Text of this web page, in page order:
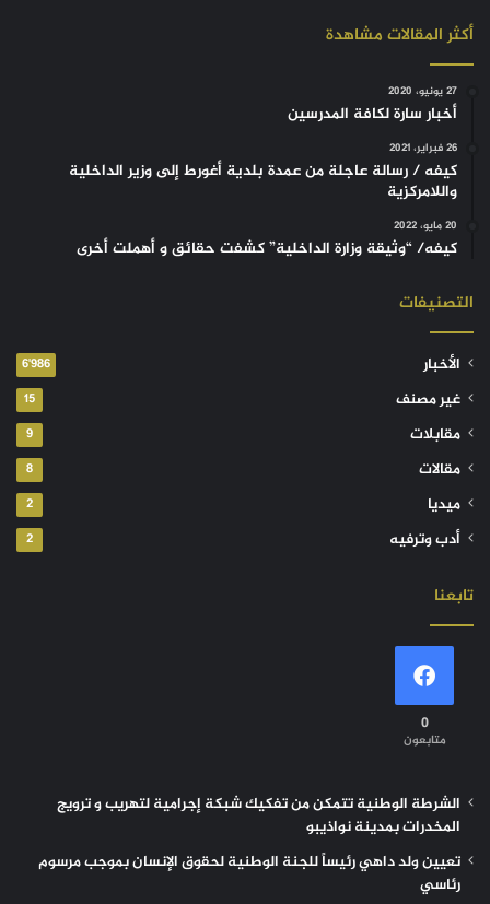
أكثر المقالات مشاهدة
27 يونيو، 2020
أخبار سارة لكافة المدرسين
26 فبراير، 2021
كيفه / رسالة عاجلة من عمدة بلدية أغورط إلى وزير الداخلية
واللامركزية
20 مايو، 2022
كيفه/ “وثيقة وزارة الداخلية” كشفت حقائق و أهملت أخرى
التصنيفات
الأخبار 6٬986
غير مصنف 15
مقابلات 9
مقالات 8
ميديا 2
أدب وترفيه 2
تابعنا
0
متابعون
الشرطة الوطنية تتمكن من تفكيك شبكة إجرامية لتهريب و ترويج
المخدرات بمدينة نواذيبو
تعيين ولد داهي رئيساً للجنة الوطنية لحقوق الإنسان بموجب مرسوم
رئاسي